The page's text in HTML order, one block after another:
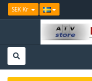
SEK Kr